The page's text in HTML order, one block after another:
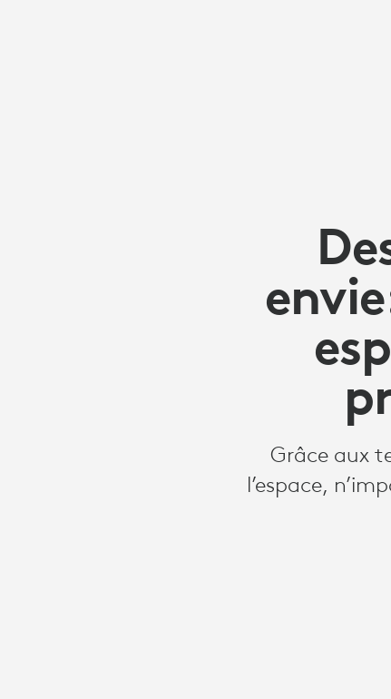
Grâce aux
l’espace,